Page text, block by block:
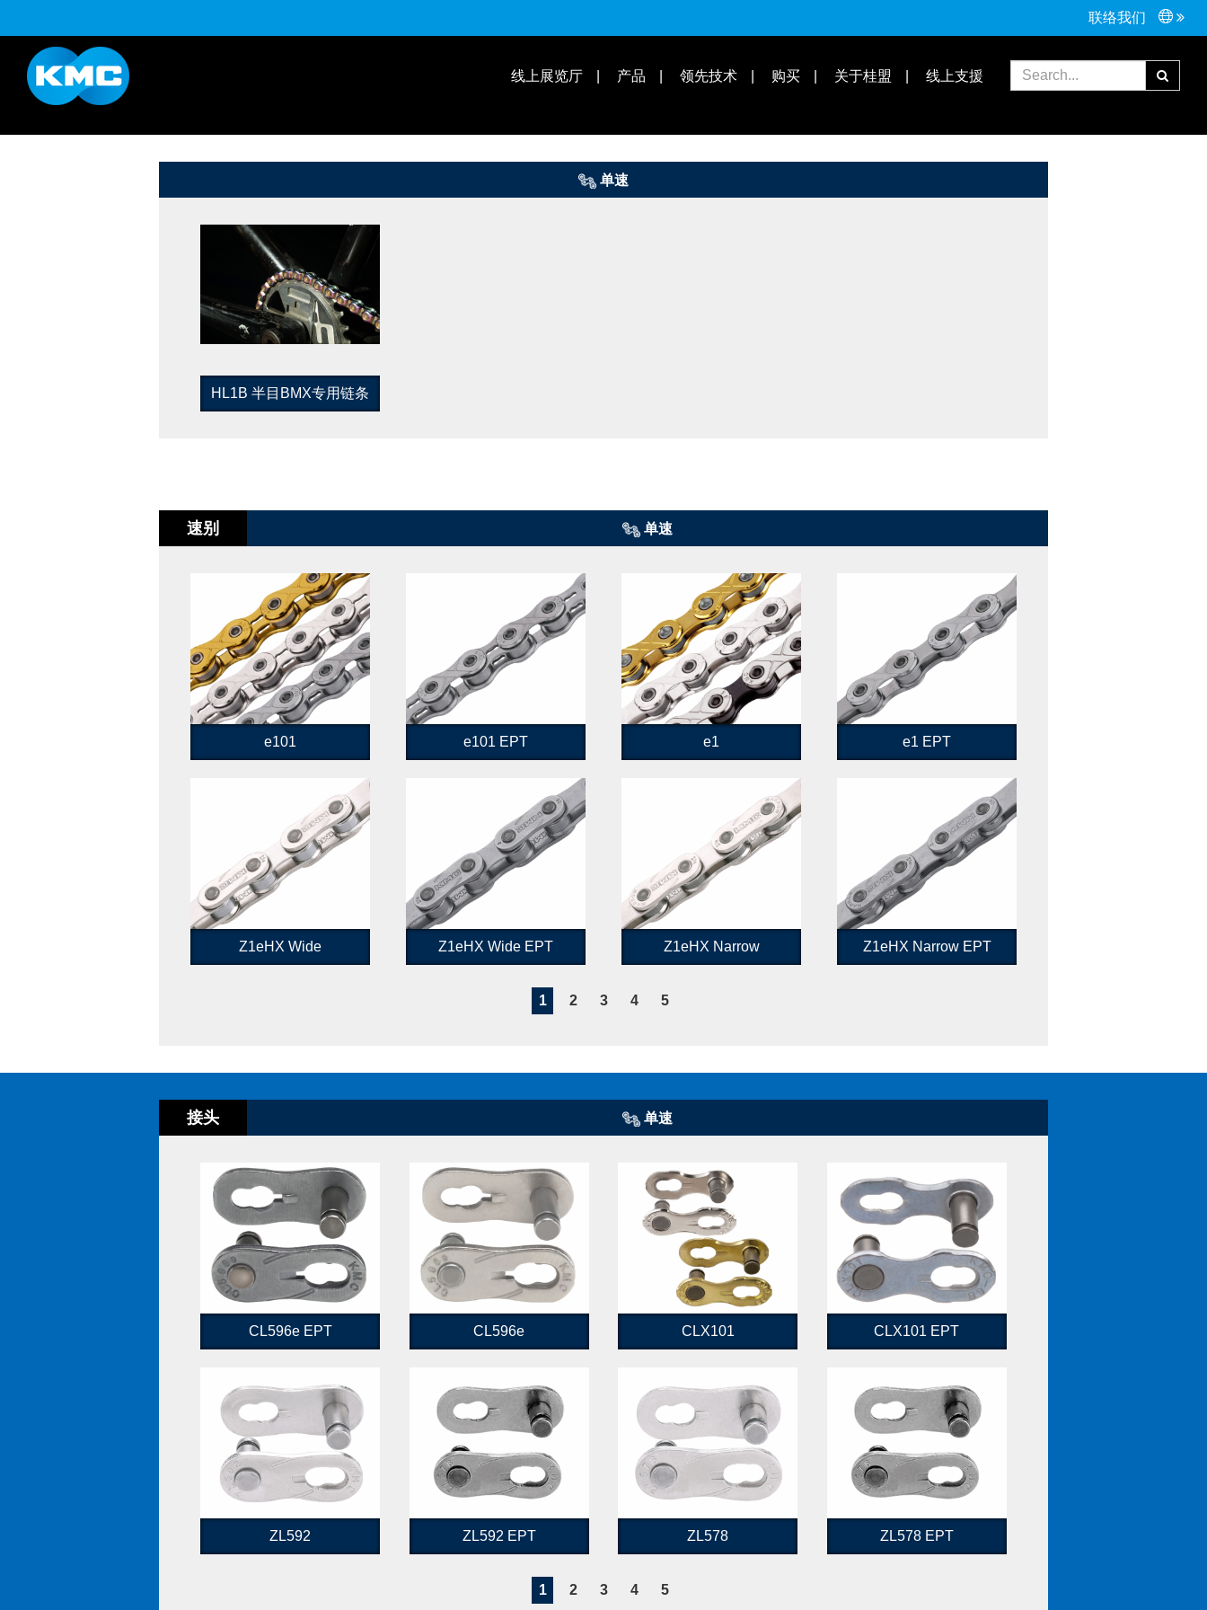
联络我们
线上支援
关于桂盟
购买
领先技术
产品
线上展览厅
K系列 HL半目系列 适用车款
YouTube 操作教学 | 知识库 常见问题 合作伙伴
单速
HL1B 半目BMX专用链条
速别 单速
e101 e101 EPT e1 e1 EPT
Z1eHX Wide Z1eHX Wide EPT Z1eHX Narrow Z1eHX Narrow EPT
1 2 3 4 5
接头 单速
CL596e EPT CL596e CLX101 CLX101 EPT
ZL592 ZL592 EPT ZL578 ZL578 EPT
1 2 3 4 5